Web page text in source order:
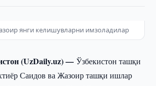
янги келишувларни имзоладилар
(UzDaily.uz) —Ўзбекистон ташқи
Саидов ва Жазоир ташқи ишлар